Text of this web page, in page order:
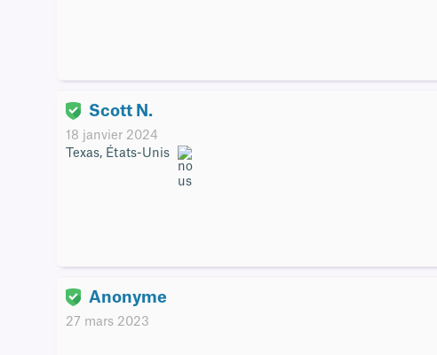
Scott N.
18 janvier 2024
Texas, États-Unis
Anonyme
27 mars 2023